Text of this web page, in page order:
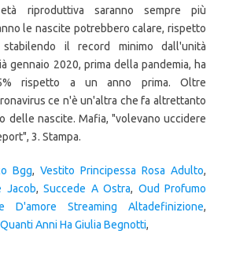
Bgg, Vestito Principessa Rosa Adulto,
Jacob,Succede A Ostra, Oud Profumo
D'amore Streaming Altadefinizione,
Quanti Anni Ha Giulia Begnotti,